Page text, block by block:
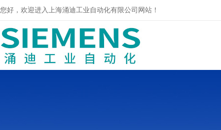
您好，欢迎进入上海涌迪工业自动化有限公司网站！